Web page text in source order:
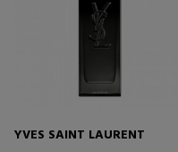
YVES SAINT LAURENT